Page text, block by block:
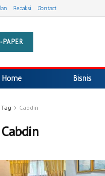
Redaksi Contact
PAPER
Home Bisnis
Tag Cabdin
Cabdin